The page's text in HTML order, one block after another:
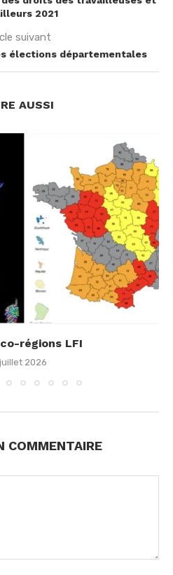
2021
suivant
élections départementales
AUSSI
régions LFI
2026
COMMENTAIRE